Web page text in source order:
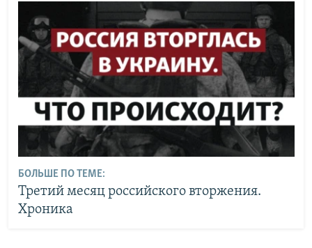
БОЛЬШЕ ПО ТЕМЕ:
Третий месяц российского вторжения.
Хроника